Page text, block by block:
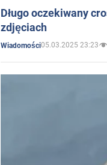
Długo oczekiwany
zdjęciach
Wiadomości05.03.2025 23:23